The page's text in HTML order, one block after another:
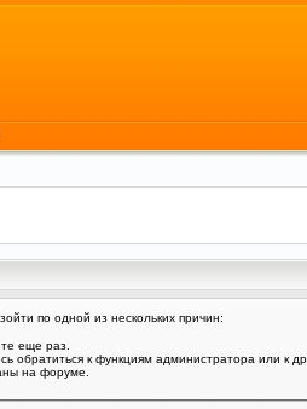
по одной из нескольких причин:
еще раз.
обратиться к функциям администратора или к
на форуме.